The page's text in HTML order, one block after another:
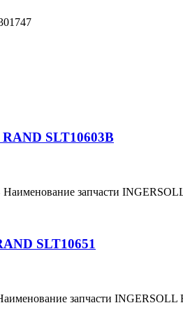
SLT10603B
запчасти
SLT10651
запчасти